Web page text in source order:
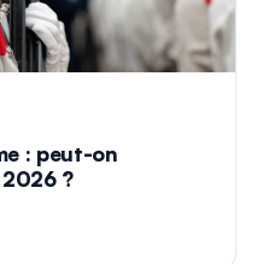
: peut-on
2026 ?